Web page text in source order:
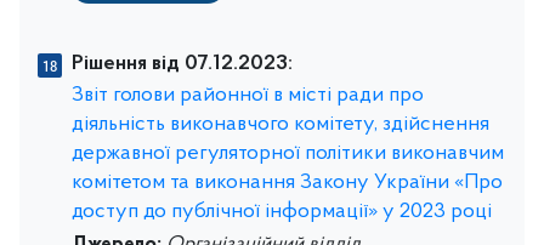
Рішення від 07.12.2023:
Звіт голови районної в місті ради про
діяльність виконавчого комітету, здійснення
державної регуляторної політики виконавчим
комітетом та виконання Закону України «Про
доступ до публічної інформації» у 2023 році